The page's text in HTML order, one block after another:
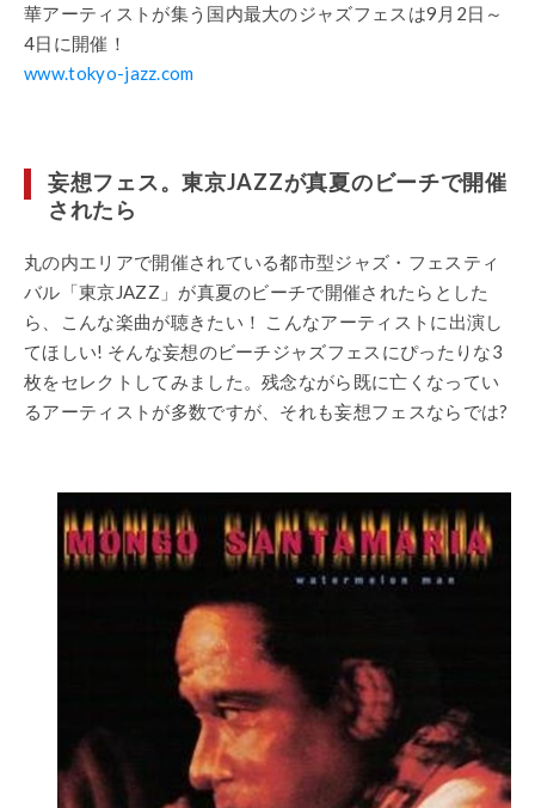
華アーティストが集う国内最大のジャズフェスは9月2日～
4日に開催！
www.tokyo-jazz.com
妄想フェス。東京JAZZが真夏のビーチで開催
されたら
丸の内エリアで開催されている都市型ジャズ・フェスティ
バル「東京JAZZ」が真夏のビーチで開催されたらとした
ら、こんな楽曲が聴きたい！ こんなアーティストに出演し
てほしい! そんな妄想のビーチジャズフェスにぴったりな3
枚をセレクトしてみました。残念ながら既に亡くなってい
るアーティストが多数ですが、それも妄想フェスならでは?